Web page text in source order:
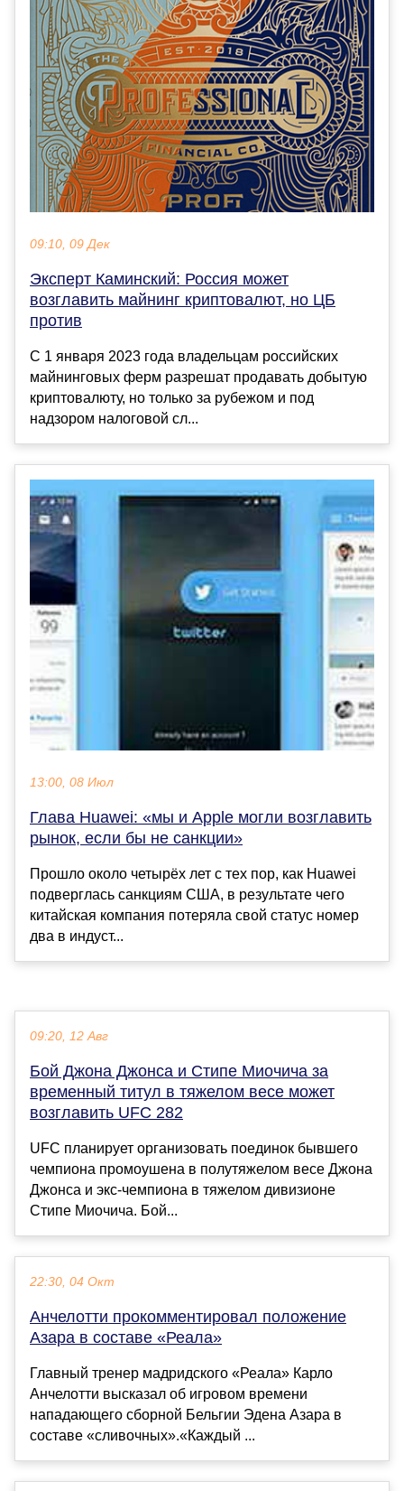
09:10, 09 Дек
Эксперт Каминский: Россия может
возглавить майнинг криптовалют, но ЦБ
против
С 1 января 2023 года владельцам российских
майнинговых ферм разрешат продавать добытую
криптовалюту, но только за рубежом и под
надзором налоговой сл...
13:00, 08 Июл
Глава Huawei: «мы и Apple могли возглавить
рынок, если бы не санкции»
Прошло около четырёх лет с тех пор, как Huawei
подверглась санкциям США, в результате чего
китайская компания потеряла свой статус номер
два в индуст...
09:20, 12 Авг
Бой Джона Джонса и Стипе Миочича за
временный титул в тяжелом весе может
возглавить UFC 282
UFC планирует организовать поединок бывшего
чемпиона промоушена в полутяжелом весе Джона
Джонса и экс-чемпиона в тяжелом дивизионе
Стипе Миочича. Бой...
22:30, 04 Окт
Анчелотти прокомментировал положение
Азара в составе «Реала»
Главный тренер мадридского «Реала» Карло
Анчелотти высказал об игровом времени
нападающего сборной Бельгии Эдена Азара в
составе «сливочных».«Каждый ...